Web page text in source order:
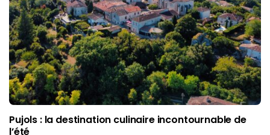
Pujols : la destination culinaire incontournable de
l’été